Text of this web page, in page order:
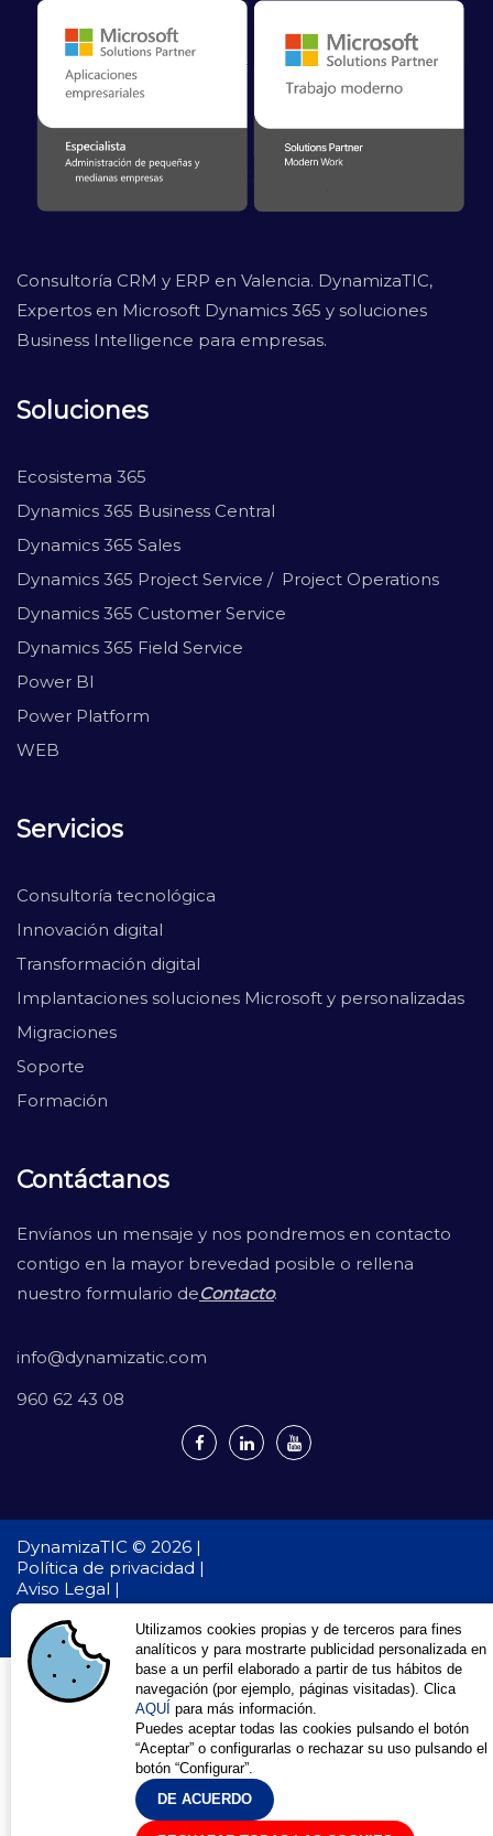
Consultoría CRM y ERP en Valencia. DynamizaTIC,
Expertos en Microsoft Dynamics 365 y soluciones
Business Intelligence para empresas.
Soluciones
Ecosistema 365
Dynamics 365 Business Central
Dynamics 365 Sales
Dynamics 365 Project Service / Project Operations
Dynamics 365 Customer Service
Dynamics 365 Field Service
Power BI
Power Platform
WEB
Servicios
Consultoría tecnológica
Innovación digital
Transformación digital
Implantaciones soluciones Microsoft y personalizadas
Migraciones
Soporte
Formación
Contáctanos
Envíanos un mensaje y nos pondremos en contacto
contigo en la mayor brevedad posible o rellena
nuestro formulario deContacto.
info@dynamizatic.com
960 62 43 08
DynamizaTIC © 2026 |
Política de privacidad |
Aviso Legal |
Política de cookies
Desarrollo Web en ValenciaDynamizatic
Utilizamos cookies propias y de terceros para fines
analíticos y para mostrarte publicidad personalizada en
base a un perfil elaborado a partir de tus hábitos de
navegación (por ejemplo, páginas visitadas). Clica
AQUÍ para más información.
Puedes aceptar todas las cookies pulsando el botón
“Aceptar” o configurarlas o rechazar su uso pulsando el
botón “Configurar”.
DE ACUERDO